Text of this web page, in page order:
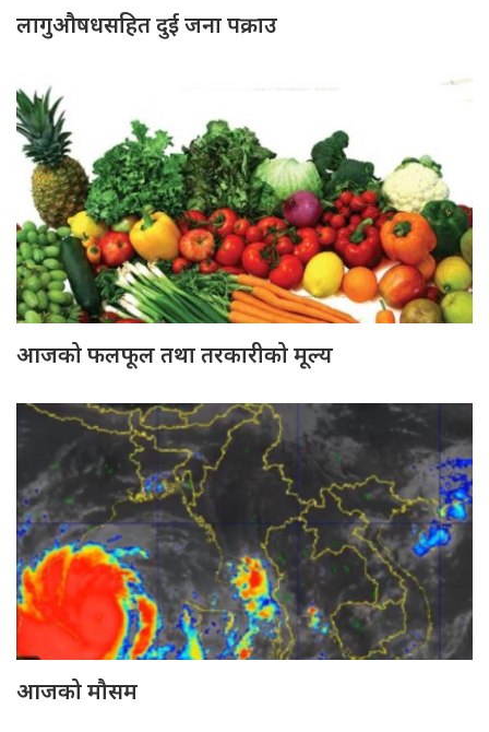
लागुऔषधसहित दुई जना पक्राउ
आजको फलफूल तथा तरकारीको मूल्य
आजको मौसम